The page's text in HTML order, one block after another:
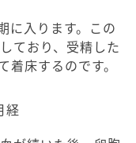
に入ります。この
ており、受精した
床するのです。
経